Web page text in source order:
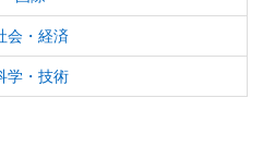
会・経済
学・技術